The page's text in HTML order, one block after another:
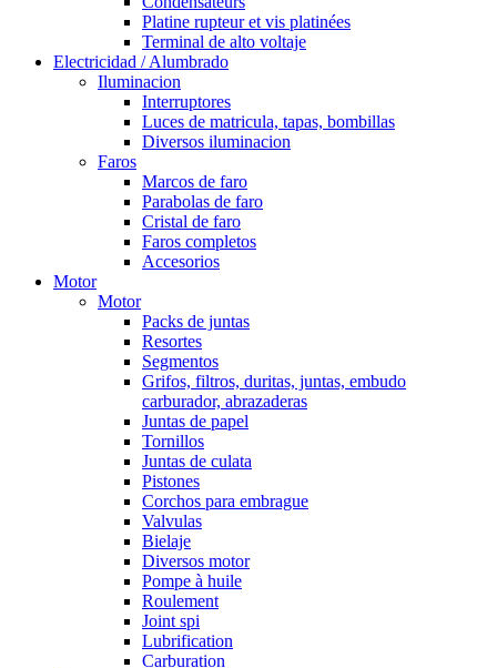
Platine rupteur et vis platinées
Terminal de alto voltaje
Electricidad / Alumbrado
Iluminacion
Interruptores
Luces de matricula, tapas, bombillas
Diversos iluminacion
Faros
Marcos de faro
Parabolas de faro
Cristal de faro
Faros completos
Accesorios
Motor
Motor
Packs de juntas
Resortes
Segmentos
Grifos, filtros, duritas, juntas, embudo
carburador, abrazaderas
Juntas de papel
Tornillos
Juntas de culata
Pistones
Corchos para embrague
Valvulas
Bielaje
Diversos motor
Pompe à huile
Roulement
Joint spi
Lubrification
Carburation